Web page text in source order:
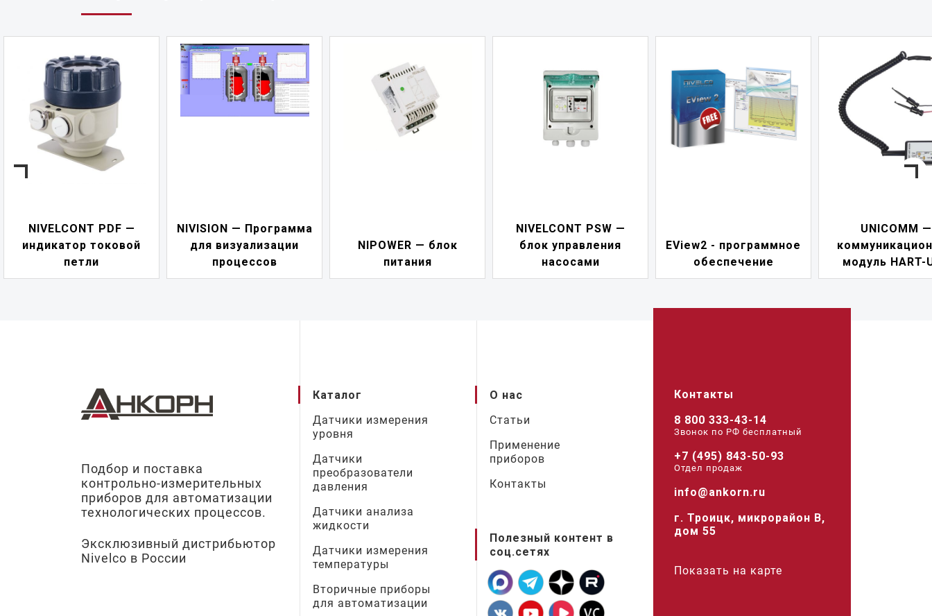
NIVELCONT PDF —
индикатор токовой
петли
NIVISION — Программа
для визуализации
процессов
NIPOWER — блок
питания
NIVELCONT PSW —
блок управления
насосами
EView2 - программное
обеспечение
UNICOMM —
модуль HART-
Подбор и поставка
контрольно-измерительных
приборов для автоматизации
технологических процессов.
Эксклюзивный дистрибьютор
Nivelco в России
Каталог
Датчики измерения
уровня
Датчики
преобразователи
давления
Датчики анализа
жидкости
Датчики измерения
температуры
Вторичные приборы
для автоматизации
О нас
Статьи
Применение
приборов
Контакты
Полезный контент в
соц.сетях
Контакты
8 800 333-43-14
Звонок по РФ беcплатный
+7 (495) 843-50-93
Отдел продаж
info@ankorn.ru
г. Троицк, микрорайон В,
дом 55
Показать на карте